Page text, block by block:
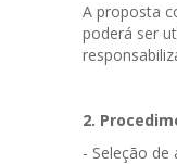
A proposta
poderá ser
2.
- Seleção